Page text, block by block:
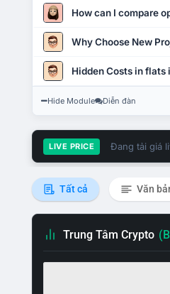
How can I compare
Why Choose New
Hidden Costs in flats
Hide Module Diễn đàn
LIVE PRICE Đang tải giá
Tất cả Văn
Trung Tâm Crypto